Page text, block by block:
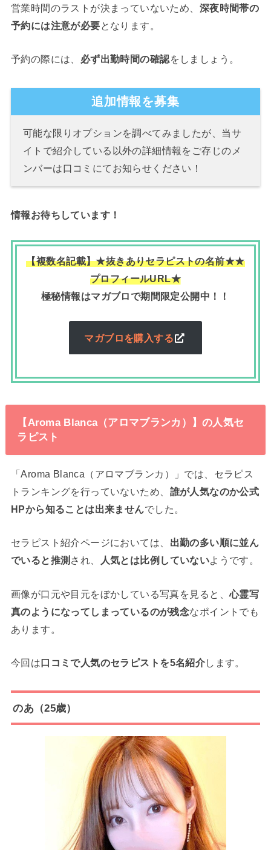
営業時間のラストが決まっていないため、 深夜時間帯の
予約には注意が必要となります。
予約の際には、 必ず出勤時間の確認をしましょう。
追加情報を募集
可能な限りオプションを調べてみましたが、当サ
イトで紹介している以外の詳細情報をご存じのメ
ンバーは口コミにてお知らせください！
情報お待ちしています！
【複数名記載】★抜きありセラピストの名前★★
プロフィールURL★
極秘情報はマガブロで期間限定公開中！！
マガブロを購入する
【Aroma Blanca（アロマブランカ）】の人気セ
ラピスト
「Aroma Blanca（アロマブランカ）」では、セラピス
トランキングを行っていないため、 誰が人気なのか公式
HPから知ることは出来ませんでした。
セラピスト紹介ページにおいては、 出勤の多い順に並ん
でいると推測 され、 人気とは比例していないようです。
画像が口元や目元をぼかしている写真を見ると、心霊写
真のようになってしまっているのが残念なポイントでも
あります。
今回は口コミで人気のセラピストを5名紹介します。
のあ（25歳）